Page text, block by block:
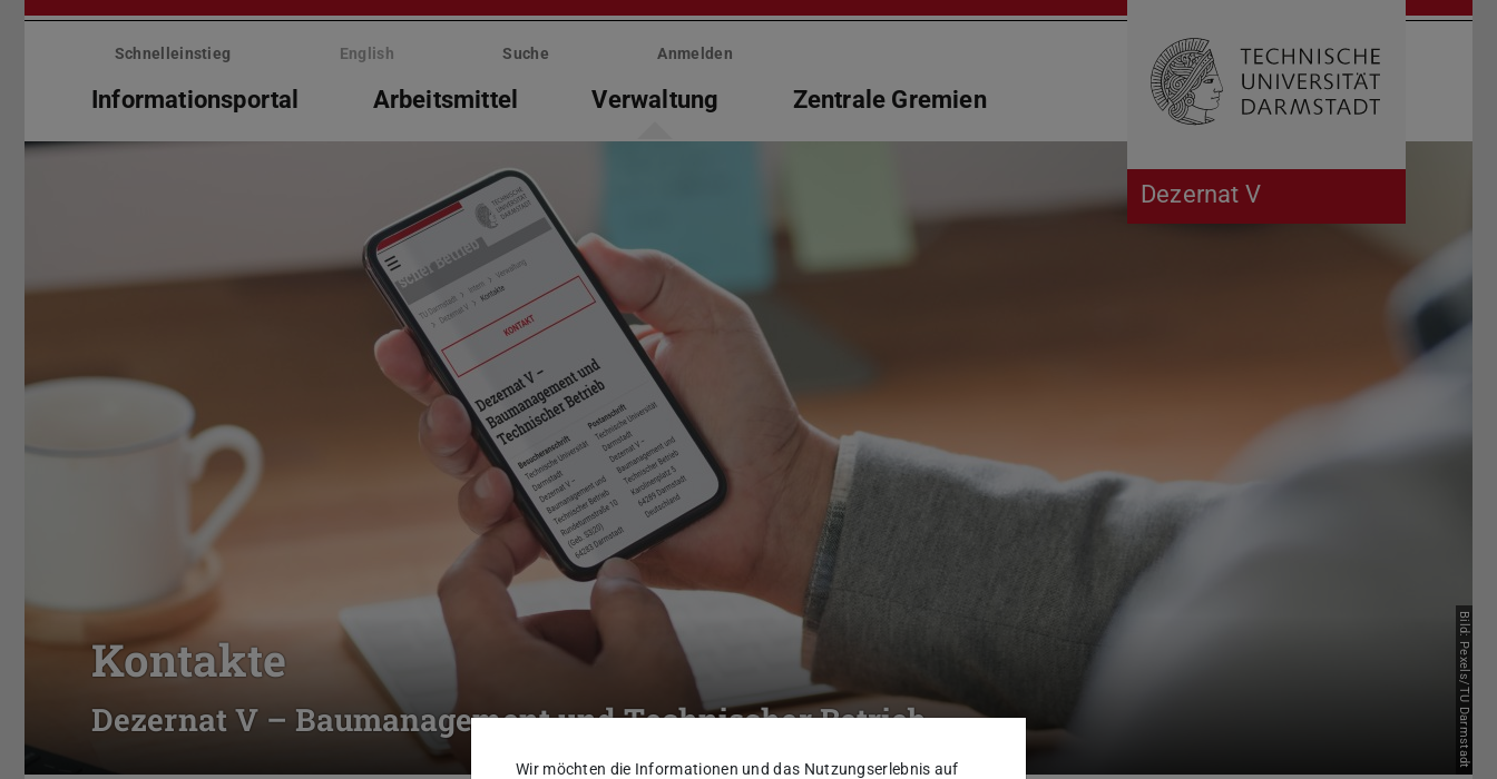
Menü
überspringen
Dezernat V
Schnelleinstieg English Suche Anmelden
Informationsportal Arbeitsmittel Verwaltung Zentrale Gremien Suche öffnen
Kontakte
Dezernat V – Baumanagement und Technischer Betrieb Bild: Pexels/TU Darmstadt
Wir möchten die Informationen und das Nutzungserlebnis auf